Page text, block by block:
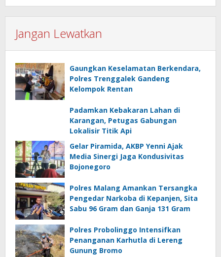
Jangan Lewatkan
Gaungkan Keselamatan Berkendara,
Polres Trenggalek Gandeng
Kelompok Rentan
Padamkan Kebakaran Lahan di
Karangan, Petugas Gabungan
Lokalisir Titik Api
Gelar Piramida, AKBP Yenni Ajak
Media Sinergi Jaga Kondusivitas
Bojonegoro
Polres Malang Amankan Tersangka
Pengedar Narkoba di Kepanjen, Sita
Sabu 96 Gram dan Ganja 131 Gram
Polres Probolinggo Intensifkan
Penanganan Karhutla di Lereng
Gunung Bromo